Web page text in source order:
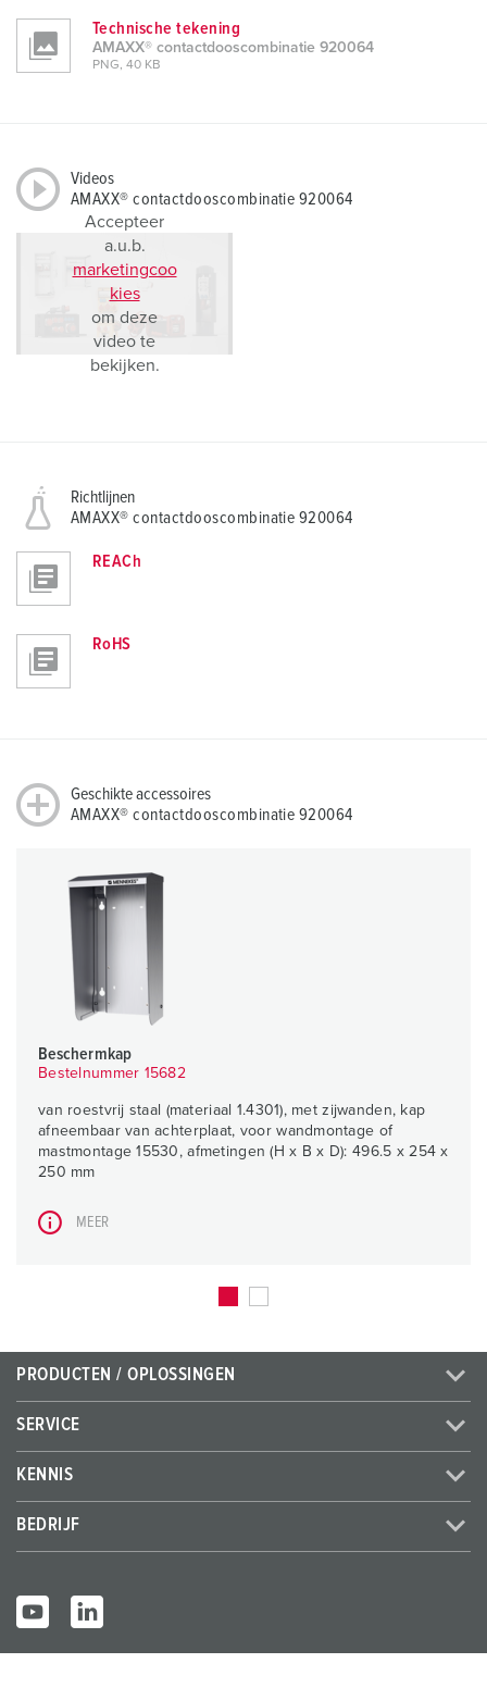
Technische tekening
AMAXX® contactdooscombinatie 920064
PNG, 40 KB
Videos
AMAXX® contactdooscombinatie 920064
Accepteer
a.u.b.
marketingcoo
kies
om deze
video te
bekijken.
Richtlijnen
AMAXX® contactdooscombinatie 920064
REACh
RoHS
Geschikte accessoires
AMAXX® contactdooscombinatie 920064
Beschermkap
Bestelnummer 15682
van roestvrij staal (materiaal 1.4301), met zijwanden, kap
afneembaar van achterplaat, voor wandmontage of
mastmontage 15530, afmetingen (H x B x D): 496.5 x 254 x
250 mm
MEER
PRODUCTEN / OPLOSSINGEN
SERVICE
KENNIS
BEDRIJF